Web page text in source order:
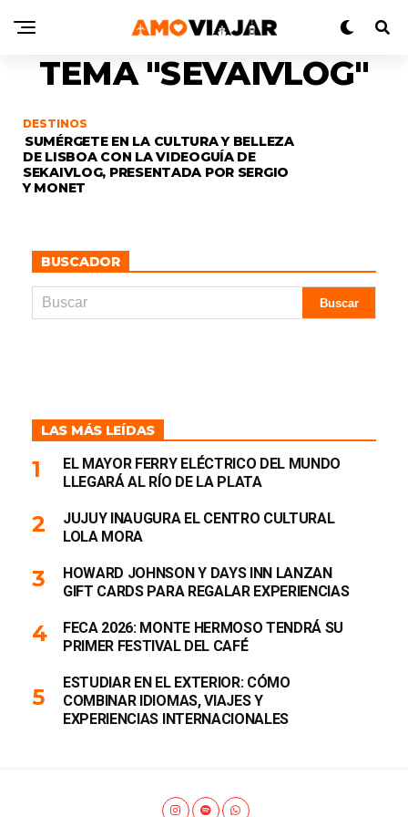
TEMA "SEVAIVLOG"
DESTINOS
SUMÉRGETE EN LA CULTURA Y BELLEZA
DE LISBOA CON LA VIDEOGUÍA DE
SEKAIVLOG, PRESENTADA POR SERGIO
Y MONET
BUSCADOR
LAS MÁS LEÍDAS
EL MAYOR FERRY ELÉCTRICO DEL MUNDO
LLEGARÁ AL RÍO DE LA PLATA
JUJUY INAUGURA EL CENTRO CULTURAL
LOLA MORA
HOWARD JOHNSON Y DAYS INN LANZAN
GIFT CARDS PARA REGALAR EXPERIENCIAS
FECA 2026: MONTE HERMOSO TENDRÁ SU
PRIMER FESTIVAL DEL CAFÉ
ESTUDIAR EN EL EXTERIOR: CÓMO
COMBINAR IDIOMAS, VIAJES Y
EXPERIENCIAS INTERNACIONALES